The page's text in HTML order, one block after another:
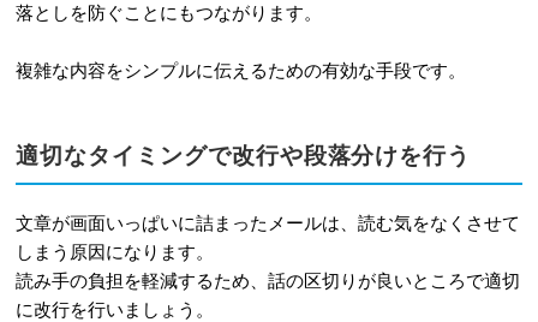
落としを防ぐことにもつながります。
複雑な内容をシンプルに伝えるための有効な手段です。
適切なタイミングで改行や段落分けを行う
文章が画面いっぱいに詰まったメールは、読む気をなくさせて
しまう原因になります。
読み手の負担を軽減するため、話の区切りが良いところで適切
に改行を行いましょう。